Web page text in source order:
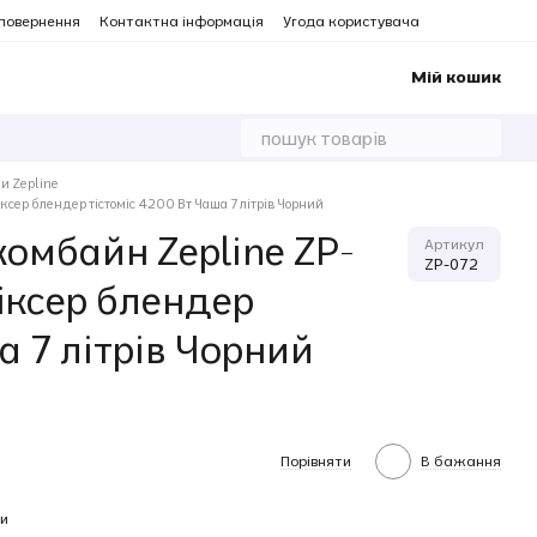
Контактна інформація Угода користувача
Мій кошик
Zepline
блендер тістоміс 4200 Вт Чаша 7 літрів Чорний
Zepline ZP-
блендер
7 літрів Чорний
Артикул
ZP-072
Порівняти В бажання